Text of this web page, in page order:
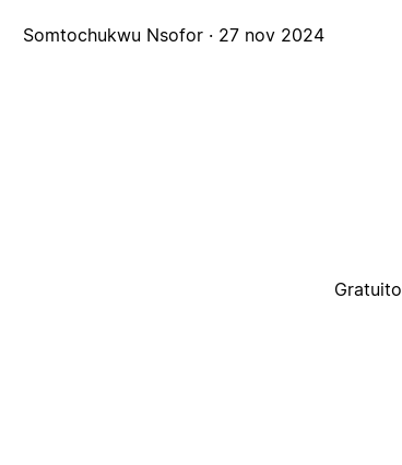
Somtochukwu Nsofor · 27 nov 2024
Gratuito